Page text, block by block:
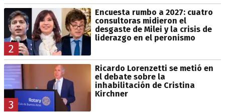
2
Encuesta rumbo a 2027: cuatro
consultoras midieron el
desgaste de Milei y la crisis de
liderazgo en el peronismo
3
Ricardo Lorenzetti se metió en
el debate sobre la
inhabilitación de Cristina
Kirchner